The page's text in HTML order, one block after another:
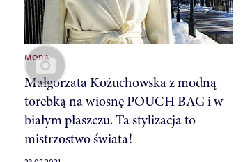
MODA
Małgorzata Kożuchowska z modną
torebką na wiosnę POUCH BAG i w
białym płaszczu. Ta stylizacja to
mistrzostwo świata!